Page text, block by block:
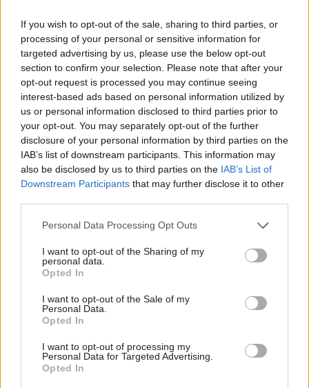
If you wish to opt-out of the sale, sharing to third parties, or
processing of your personal or sensitive information for
targeted advertising by us, please use the below opt-out
section to confirm your selection. Please note that after your
opt-out request is processed you may continue seeing
interest-based ads based on personal information utilized by
us or personal information disclosed to third parties prior to
your opt-out. You may separately opt-out of the further
disclosure of your personal information by third parties on the
IAB’s list of downstream participants. This information may
also be disclosed by us to third parties on the IAB’s List of
Downstream Participants that may further disclose it to other
Please note that this website/app uses one or more Google
not limited to your visit or usage behaviour. You may click to
grant or deny consent to Google and its third-party tags to
use your data for below specified purposes in below Google
consent section.
Personal Data Processing Opt Outs
I want to opt-out of the Sharing of my
personal data.
Opted In
I want to opt-out of the Sale of my
Personal Data.
Opted In
I want to opt-out of processing my
Personal Data for Targeted Advertising.
Opted In
Najčítanejšie Za týždeň Za mesiac
Deti odrástli, rodičia majú bývanie presne podľa
seba. V novom dome je všetko pre ich život i
návštevy vnúčat
Žije pri lese, chová sliepky a uspáva ju rieka.
Miestni remeselníci vytvorili bývanie, ktoré vyzerá
ako malý raj
stereotyp, bývanie vyzerá ako z filmov svojského
Pridajte túto surovinu do prania, obliečky budú
hladšie a pevnejšie. Starý trik z hotelov poznali už
naše babičky
Na šírku má len 5 metrov a ľahko ho prehliadnete.
perfektný relax